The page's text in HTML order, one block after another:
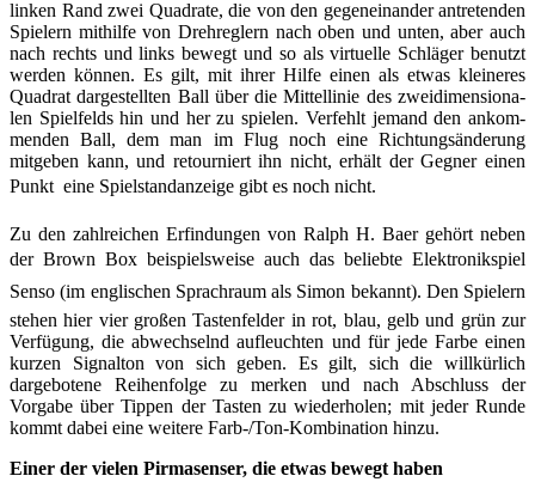
linken Rand zwei Quadrate, die von den gegeneinander antretenden
Spielern mithilfe von Drehreglern nach oben und unten, aber auch
nach rechts und links bewegt und so als virtuelle Schläger benutzt
werden können. Es gilt, mit ihrer Hilfe einen als etwas kleineres
Quadrat dargestellten Ball über die Mittellinie des zweidimensiona­
len Spielfelds hin und her zu spielen. Verfehlt jemand den ankom­
menden Ball, dem man im Flug noch eine Richtungsänderung
mitgeben kann, und retourniert ihn nicht, erhält der Gegner einen
Punkt  eine Spielstandanzeige gibt es noch nicht.
Zu den zahlreichen Erfindungen von Ralph H. Baer gehört neben
der Brown Box beispielsweise auch das beliebte Elektronik­spiel
Senso (im englischen Sprachraum als Simon bekannt). Den Spielern
stehen hier vier großen Tastenfelder in rot, blau, gelb und grün zur
Verfügung, die abwechselnd aufleuchten und für jede Farbe einen
kurzen Signalton von sich geben. Es gilt, sich die willkürlich
dargebotene Reihenfolge zu merken und nach Abschluss der
Vorgabe über Tippen der Tasten zu wiederholen; mit jeder Runde
kommt dabei eine weitere Farb-/Ton-Kombination hinzu.
Einer der vielen Pirmasenser, die etwas bewegt haben